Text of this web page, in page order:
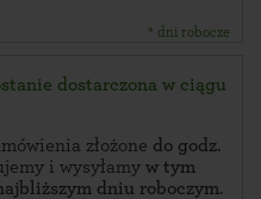
* dni robocze
dostarczona w ciągu
złożone do godz.
i wysyłamy w tym
dniu roboczym.